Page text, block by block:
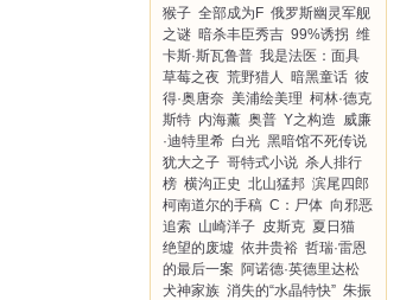
猴子 全部成为F 俄罗斯幽灵军舰
之谜 暗杀丰臣秀吉 99%诱拐 维
卡斯·斯瓦鲁普 我是法医：面具
草莓之夜 荒野猎人 暗黑童话 彼
得·奥唐奈 美浦绘美理 柯林·德克
斯特 内海薰 奥普 Y之构造 威廉
·迪特里希 白光 黑暗馆不死传说
犹大之子 哥特式小说 杀人排行
榜 横沟正史 北山猛邦 滨尾四郎
柯南道尔的手稿 C：尸体 向邪恶
追索 山崎洋子 皮斯克 夏日猫
绝望的废墟 依井贵裕 哲瑞·雷恩
的最后一案 阿诺德·英德里达松
犬神家族 消失的“水晶特快” 朱振